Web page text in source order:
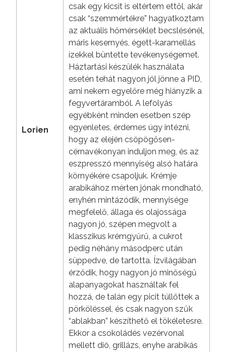
Lorien
csak egy kicsit is eltértem ettől, akár
csak “szemmértékre” hagyatkoztam
az aktuális hőmérséklet becslésénél,
máris kesernyés, égett-karamellás
ízekkel büntette tevékenységemet.
Háztartási készülék használata
esetén tehát nagyon jól jönne a PID,
ami nekem egyelőre még hiányzik a
fegyvertáramból. A lefolyás
egyébként minden esetben szép
egyenletes, érdemes úgy intézni,
hogy az elején csöpögősen-
cérnavékonyan induljon meg, és az
eszpresszó mennyiség alsó határa
környékére csapoljuk. Krémje
arabikához mérten jónak mondható,
enyhén mintázódik, mennyisége
megfelelő, állaga és olajossága
nagyon jó, szépen megvolt a
klasszikus krémgyűrű, a cukrot
pedig néhány másodperc után
süppedve, de tartotta. Ízvilágában
érződik, hogy nagyon jó minőségű
alapanyagokat használtak fel
hozzá, de talán egy picit túllőttek a
pörköléssel, és csak nagyon szűk
“ablakban” készíthető el tökéletesre.
Ekkor a csokoládés vezérvonal
mellett dió, grillázs, enyhe arabikás